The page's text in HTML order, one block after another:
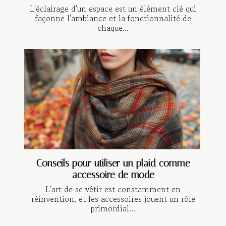
L'éclairage d'un espace est un élément clé qui
façonne l'ambiance et la fonctionnalité de
chaque...
Conseils pour utiliser un plaid comme
accessoire de mode
L'art de se vêtir est constamment en
réinvention, et les accessoires jouent un rôle
primordial...